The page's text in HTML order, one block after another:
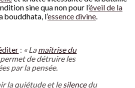
sine qua non pour l’éveil de la
bouddhata, l’essence divine.
: « Lamaîtrise du
de détruire les
par la pensée.
la quiétude et lesilencedu